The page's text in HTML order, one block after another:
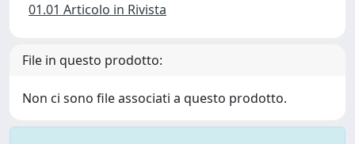
01.01 Articolo in Rivista
File in questo prodotto:
Non ci sono file associati a questo prodotto.